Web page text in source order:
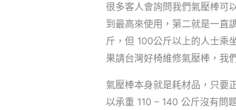
很多客人會詢問我們氣壓棒可
到最高來使用，第二就是一直
斤，但 100公斤以上的人士乘
果請台灣好椅維修氣壓棒，我
氣壓棒本身就是耗材品，只要
以承重 110 – 140 公斤沒有問